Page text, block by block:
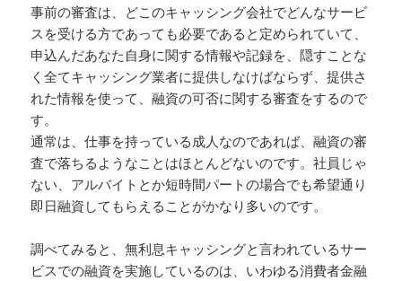
事前の審査は、どこのキャッシング会社でどんなサービ
スを受ける方であっても必要であると定められていて、
申込んだあなた自身に関する情報や記録を、隠すことな
く全てキャッシング業者に提供しなけばならず、提供さ
れた情報を使って、融資の可否に関する審査をするので
す。
通常は、仕事を持っている成人なのであれば、融資の審
査で落ちるようなことはほとんどないのです。社員じゃ
ない、アルバイトとか短時間パートの場合でも希望通り
即日融資してもらえることがかなり多いのです。
調べてみると、無利息キャッシングと言われているサー
ビスでの融資を実施しているのは、いわゆる消費者金融